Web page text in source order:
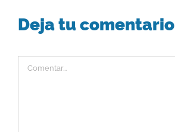
Deja tu comentario